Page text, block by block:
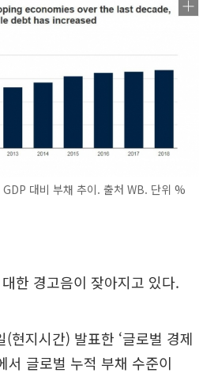
대비 부채 추이. 출처 WB. 단위 %
한 경고음이 잦아지고 있다.
현지시간) 발표한 ‘글로벌 경제
서 글로벌 누적 부채 수준이